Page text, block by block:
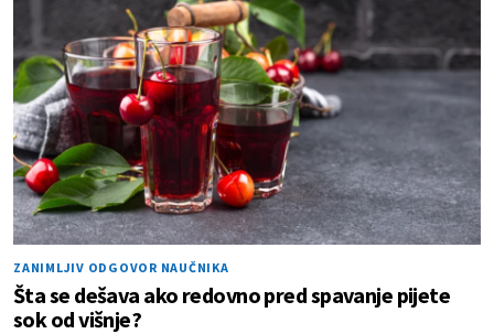
ZANIMLJIV ODGOVOR NAUČNIKA
Šta se dešava ako redovno pred spavanje pijete
sok od višnje?